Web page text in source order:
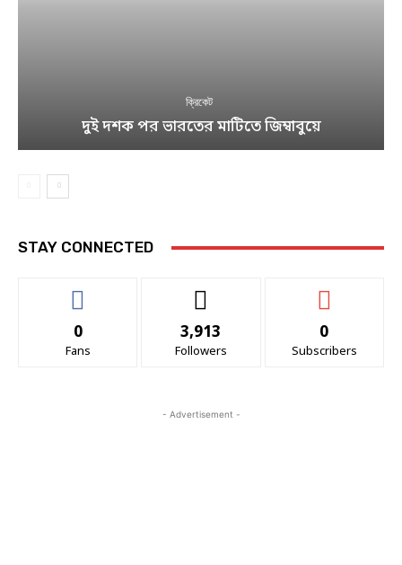
ক্রিকেট
দুই দশক পর ভারতের মাটিতে জিম্বাবুয়ে
STAY CONNECTED
0
Fans
3,913
Followers
0
Subscribers
- Advertisement -